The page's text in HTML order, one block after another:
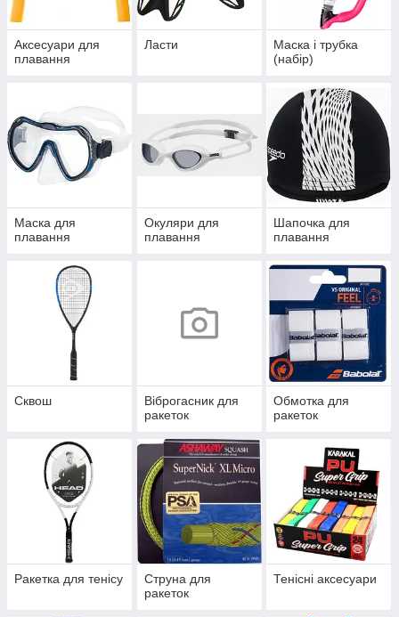
Аксесуари для
плавання
Ласти
Маска і трубка
(набір)
Маска для
плавання
Окуляри для
плавання
Шапочка для
плавання
Сквош
Віброгасник для
ракеток
Обмотка для
ракеток
Ракетка для тенісу
Струна для
ракеток
Тенісні аксесуари